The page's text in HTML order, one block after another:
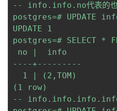
-- info.info.no代表的也是
postgres=# UPDATE
UPDATE 1
postgres=# SELECT *
no |  info
----+---------
  1 | (2,TOM)
(1 row)
-- info.info.info.info更新报